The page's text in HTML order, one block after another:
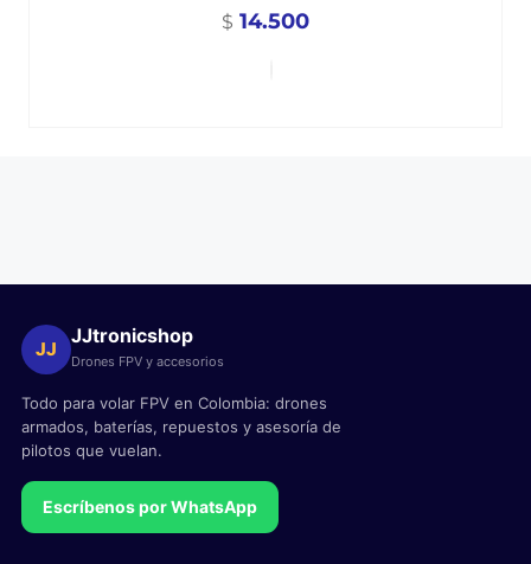
$ 14.500
JJ
JJtronicshop
Drones FPV y accesorios
Todo para volar FPV en Colombia: drones
armados, baterías, repuestos y asesoría de
pilotos que vuelan.
Escríbenos por WhatsApp